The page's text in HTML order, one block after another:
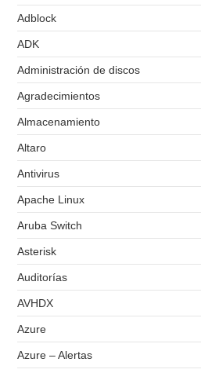
Adblock
ADK
Administración de discos
Agradecimientos
Almacenamiento
Altaro
Antivirus
Apache Linux
Aruba Switch
Asterisk
Auditorías
AVHDX
Azure
Azure – Alertas